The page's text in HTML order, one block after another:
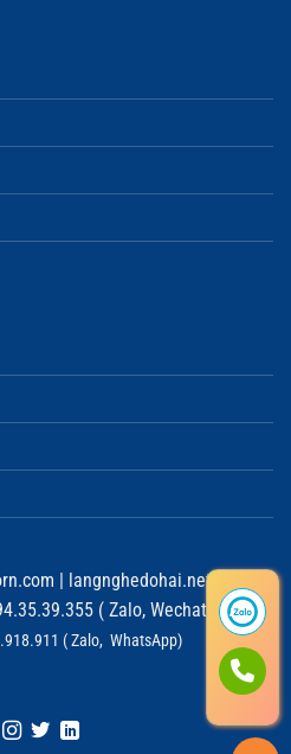
langnghedohai.net
( Zalo, Wechat, Viber,
( Zalo, WhatsApp)